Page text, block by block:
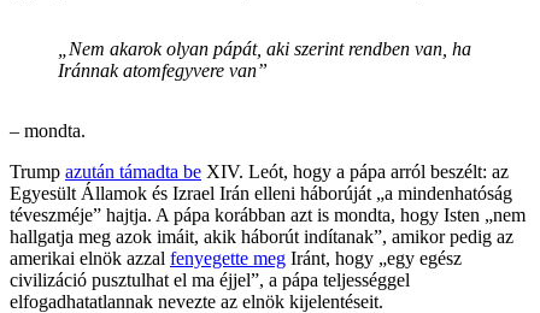
„Nem akarok olyan pápát, aki szerint rendben van, ha
Iránnak atomfegyvere van”
– mondta.
Trump azután támadta be XIV. Leót, hogy a pápa arról beszélt: az
Egyesült Államok és Izrael Irán elleni háborúját „a mindenhatóság
téveszméje” hajtja. A pápa korábban azt is mondta, hogy Isten „nem
hallgatja meg azok imáit, akik háborút indítanak”, amikor pedig az
amerikai elnök azzal fenyegette meg Iránt, hogy „egy egész
civilizáció pusztulhat el ma éjjel”, a pápa teljességgel
elfogadhatatlannak nevezte az elnök kijelentéseit.